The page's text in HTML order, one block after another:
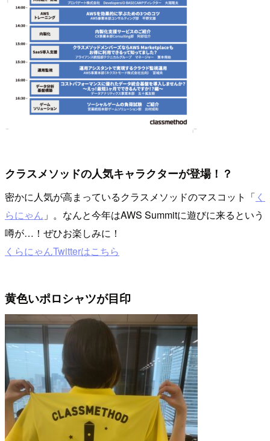
クラスメソッドの人気キャラクターが登場！？
密かに人気が高まっているクラスメソッドのマスコット「 く
らにゃん 」。なんと今年はAWS Summitに遊びに来るという
噂が…！ぜひお楽しみに！
くらにゃんTwitterはこちら
黄色いポロシャツが目印